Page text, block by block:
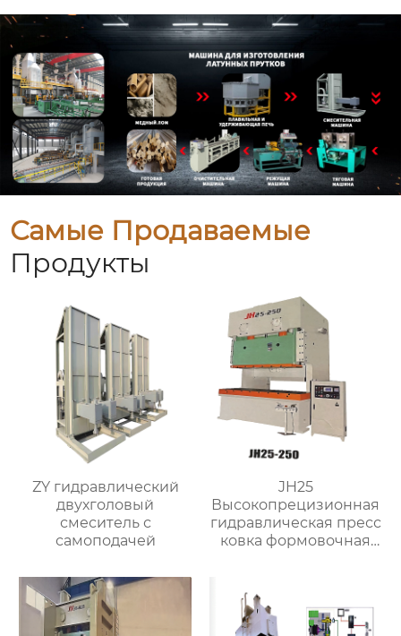
Самые Продаваемые
Продукты
ZY гидравлический
двухголовый
смеситель с
самоподачей
JH25
Высокопрецизионная
гидравлическая пресс
ковка формовочная
клапанов